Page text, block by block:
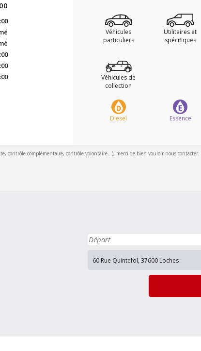
Véhicules
particuliers
Utilitaires et
spécifiques
Véhicules de
collection
Diesel Essence
contrôle complémentaire, contrôle volontaire...), merci de bien vouloir nous contacter.